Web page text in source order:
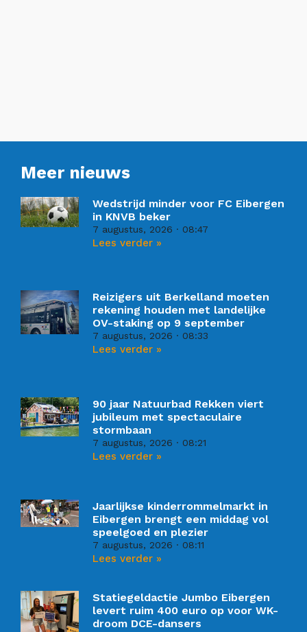
Meer nieuws
Wedstrijd minder voor FC Eibergen
in KNVB beker
7 augustus, 2026 08:47
Lees verder »
Reizigers uit Berkelland moeten
rekening houden met landelijke
OV-staking op 9 september
7 augustus, 2026 08:33
Lees verder »
90 jaar Natuurbad Rekken viert
jubileum met spectaculaire
stormbaan
7 augustus, 2026 08:21
Lees verder »
Jaarlijkse kinderrommelmarkt in
Eibergen brengt een middag vol
speelgoed en plezier
7 augustus, 2026 08:11
Lees verder »
Statiegeldactie Jumbo Eibergen
levert ruim 400 euro op voor WK-
droom DCE-dansers